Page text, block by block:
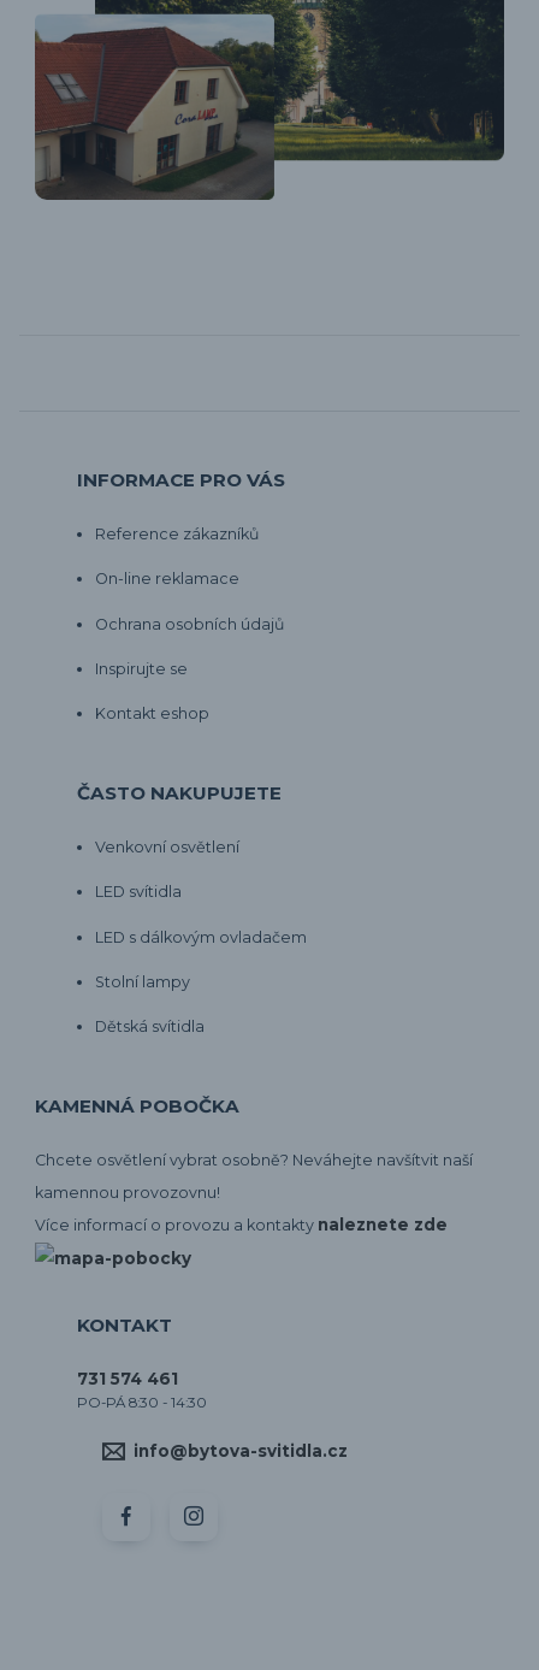
INFORMACE PRO VÁS
Reference zákazníků
On-line reklamace
Ochrana osobních údajů
Inspirujte se
Kontakt eshop
ČASTO NAKUPUJETE
Venkovní osvětlení
LED svítidla
LED s dálkovým ovladačem
Stolní lampy
Dětská svítidla
KAMENNÁ POBOČKA
Chcete osvětlení vybrat osobně? Neváhejte navšítvit naší
kamennou provozovnu!
Více informací o provozu a kontakty naleznete zde
KONTAKT
731 574 461
PO-PÁ 8:30 - 14:30
info@bytova-svitidla.cz